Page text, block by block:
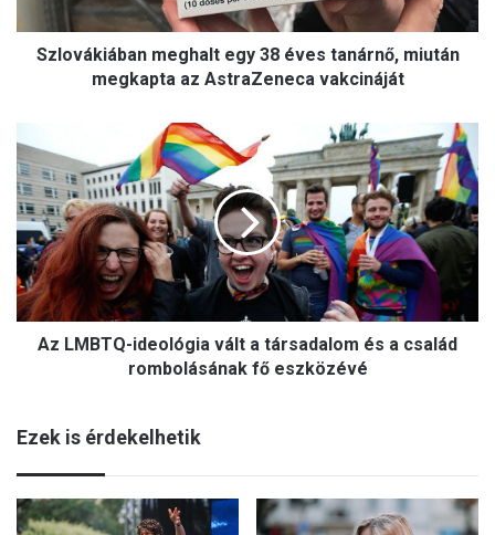
á
m
e
g
h
a
l
t
e
g
e
s
t
a
Szlovákiában meghalt egy 38 éves tanárnő, miután
megkapta az AstraZeneca vakcináját
z
L
M
B
T
Q
-
i
ó
a
v
Az LMBTQ-ideológia vált a társadalom és a család
rombolásának fő eszközévé
Ezek is érdekelhetik